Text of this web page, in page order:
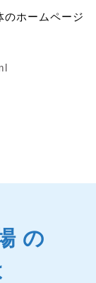
のホームページ
の